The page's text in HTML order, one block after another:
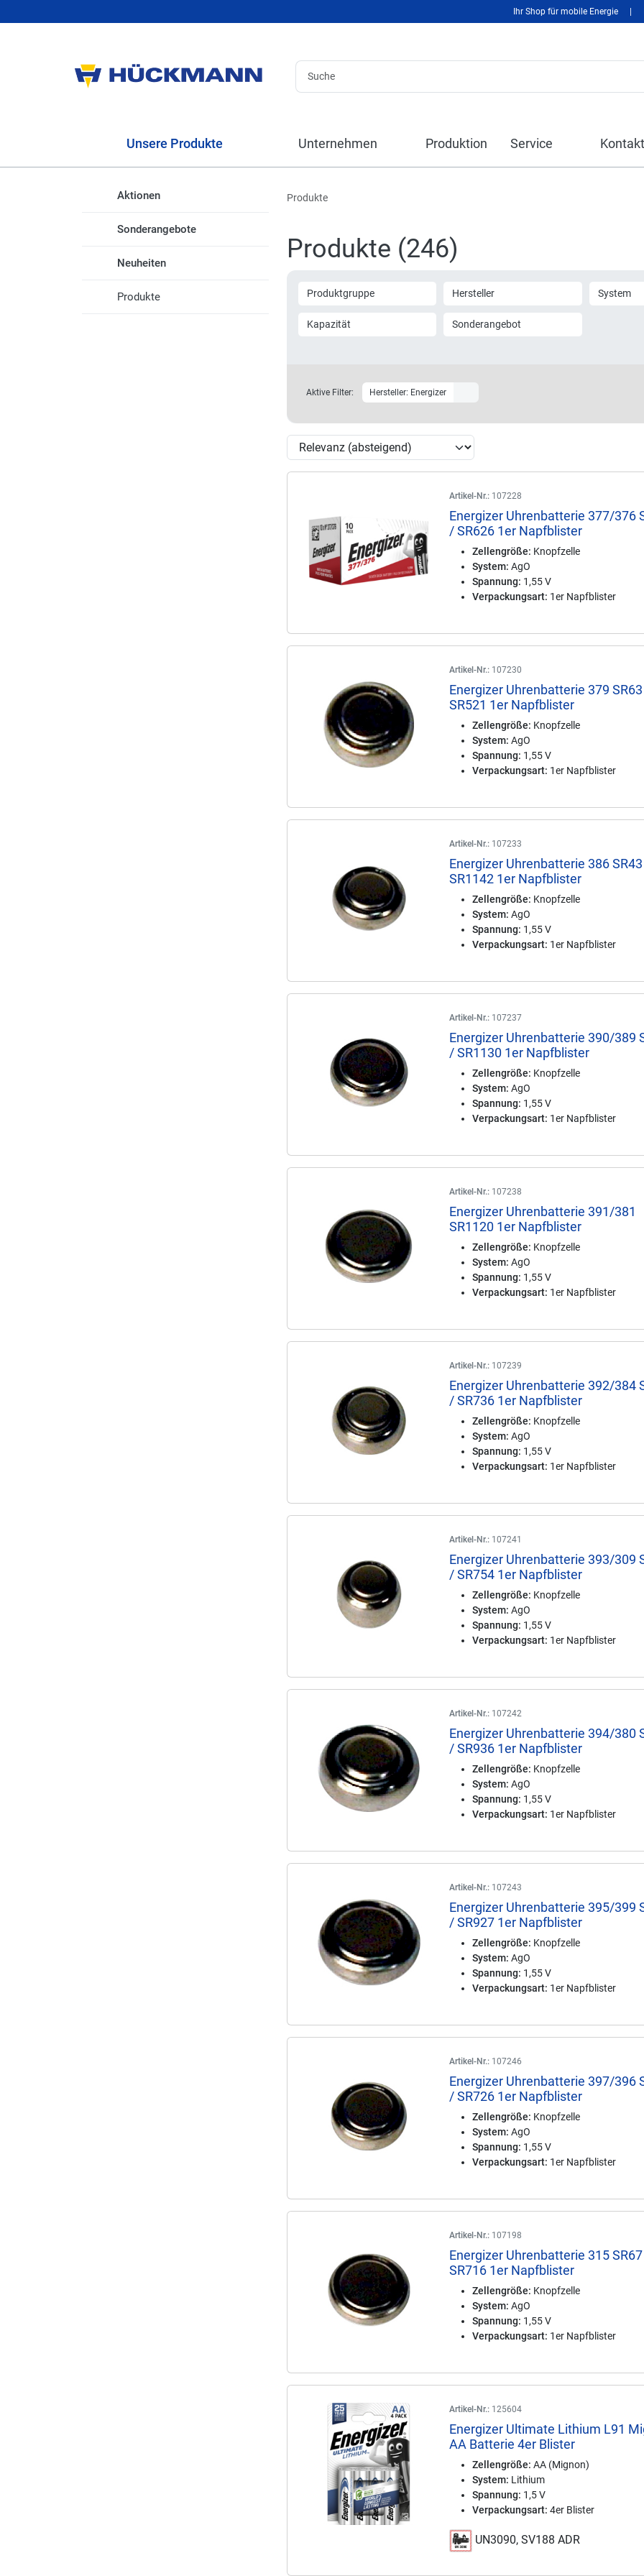
Ihr Shop für mobile Energie
Unsere Produkte Unternehmen Produktion Service Kontakt
Aktionen
Sonderangebote
Neuheiten
Produkte
Produkte
Produkte (246)
Produktgruppe Hersteller System
Kapazität Sonderangebot
Aktive Filter: Hersteller: Energizer
Artikel-Nr.: 107228
Energizer Uhrenbatterie 377/376
/ SR626 1er Napfblister
Zellengröße: Knopfzelle
System: AgO
Spannung: 1,55 V
Verpackungsart: 1er Napfblister
Artikel-Nr.: 107230
Energizer Uhrenbatterie 379
SR521 1er Napfblister
Zellengröße: Knopfzelle
System: AgO
Spannung: 1,55 V
Verpackungsart: 1er Napfblister
Artikel-Nr.: 107233
Energizer Uhrenbatterie 386
SR1142 1er Napfblister
Zellengröße: Knopfzelle
System: AgO
Spannung: 1,55 V
Verpackungsart: 1er Napfblister
Artikel-Nr.: 107237
Energizer Uhrenbatterie 390/389
/ SR1130 1er Napfblister
Zellengröße: Knopfzelle
System: AgO
Spannung: 1,55 V
Verpackungsart: 1er Napfblister
Artikel-Nr.: 107238
Energizer Uhrenbatterie 391/381
SR1120 1er Napfblister
Zellengröße: Knopfzelle
System: AgO
Spannung: 1,55 V
Verpackungsart: 1er Napfblister
Artikel-Nr.: 107239
Energizer Uhrenbatterie 392/384
/ SR736 1er Napfblister
Zellengröße: Knopfzelle
System: AgO
Spannung: 1,55 V
Verpackungsart: 1er Napfblister
Artikel-Nr.: 107241
Energizer Uhrenbatterie 393/309
/ SR754 1er Napfblister
Zellengröße: Knopfzelle
System: AgO
Spannung: 1,55 V
Verpackungsart: 1er Napfblister
Artikel-Nr.: 107242
Energizer Uhrenbatterie 394/380
/ SR936 1er Napfblister
Zellengröße: Knopfzelle
System: AgO
Spannung: 1,55 V
Verpackungsart: 1er Napfblister
Artikel-Nr.: 107243
Energizer Uhrenbatterie 395/399
/ SR927 1er Napfblister
Zellengröße: Knopfzelle
System: AgO
Spannung: 1,55 V
Verpackungsart: 1er Napfblister
Artikel-Nr.: 107246
Energizer Uhrenbatterie 397/396
/ SR726 1er Napfblister
Zellengröße: Knopfzelle
System: AgO
Spannung: 1,55 V
Verpackungsart: 1er Napfblister
Artikel-Nr.: 107198
Energizer Uhrenbatterie 315
SR716 1er Napfblister
Zellengröße: Knopfzelle
System: AgO
Spannung: 1,55 V
Verpackungsart: 1er Napfblister
Artikel-Nr.: 125604
Energizer Ultimate Lithium L91
AA Batterie 4er Blister
Zellengröße: AA (Mignon)
System: Lithium
Spannung: 1,5 V
Verpackungsart: 4er Blister
UN3090, SV188 ADR